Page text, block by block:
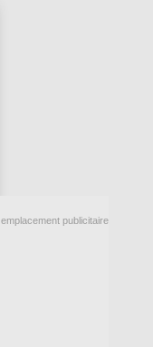
emplacement publicitaire